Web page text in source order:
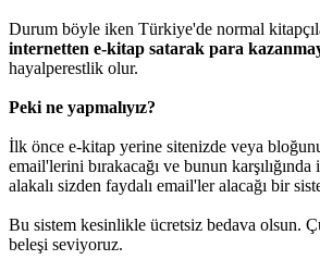
Durum böyle iken Türkiye'de normal
internetten e-kitap satarak para
hayalperestlik olur.
Peki ne yapmalıyız?
İlk önce e-kitap yerine sitenizde veya
email'lerini bırakacağı ve bunun
alakalı sizden faydalı email'ler alacağı bir
Bu sistem kesinlikle ücretsiz bedava olsun.
beleşi seviyoruz.